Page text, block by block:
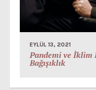
EYLÜL 13, 2021
Pandemi ve İklim
Bağışıklık